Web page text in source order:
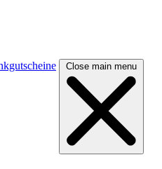
Close main menu